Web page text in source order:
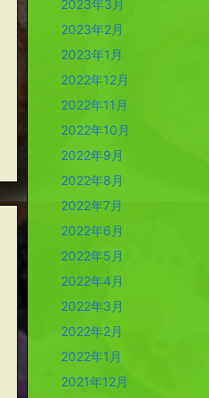
2023年3月
2023年2月
2023年1月
2022年12月
2022年11月
2022年10月
2022年9月
2022年8月
2022年7月
2022年6月
2022年5月
2022年4月
2022年3月
2022年2月
2022年1月
2021年12月